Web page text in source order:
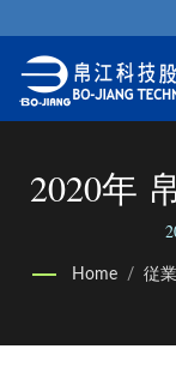
2020年
Home / 従